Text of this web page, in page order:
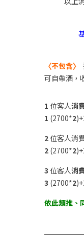
〈不包含〉
可自帶酒，
1 位客人消
1 (2700*2
2 位客人消
2 (2700*2
3 位客人消
3 (2700*2
依此類推、